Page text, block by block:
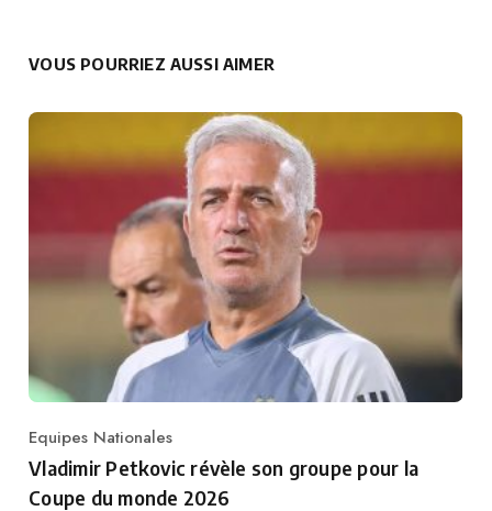
VOUS POURRIEZ AUSSI AIMER
Category
Equipes Nationales
Vladimir Petkovic révèle son groupe pour la
Coupe du monde 2026